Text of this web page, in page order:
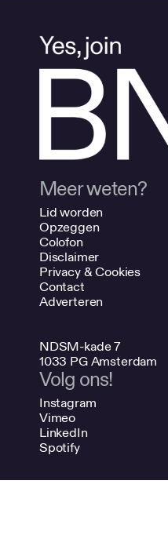
Meer weten?
Lid worden
Opzeggen
Colofon
Disclaimer
Privacy & Cookies
Contact
Adverteren
NDSM-kade 7
1033 PG Amsterdam
Volg ons!
Instagram
Vimeo
LinkedIn
Spotify